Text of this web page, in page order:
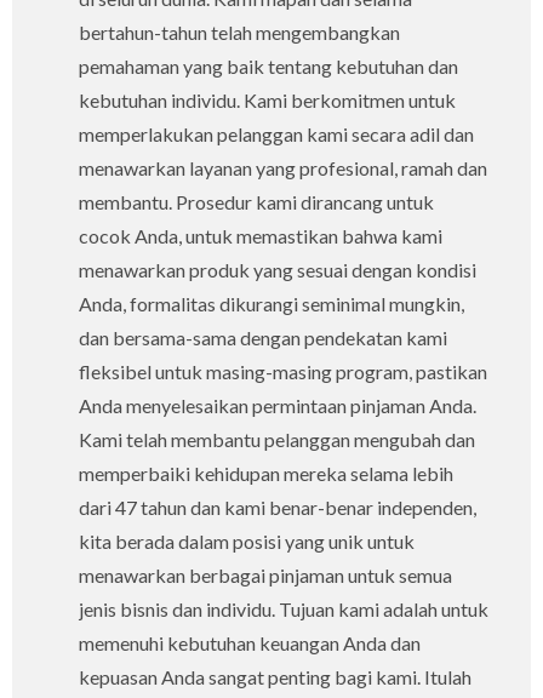
bertahun-tahun telah mengembangkan
pemahaman yang baik tentang kebutuhan dan
kebutuhan individu. Kami berkomitmen untuk
memperlakukan pelanggan kami secara adil dan
menawarkan layanan yang profesional, ramah dan
membantu. Prosedur kami dirancang untuk
cocok Anda, untuk memastikan bahwa kami
menawarkan produk yang sesuai dengan kondisi
Anda, formalitas dikurangi seminimal mungkin,
dan bersama-sama dengan pendekatan kami
fleksibel untuk masing-masing program, pastikan
Anda menyelesaikan permintaan pinjaman Anda.
Kami telah membantu pelanggan mengubah dan
memperbaiki kehidupan mereka selama lebih
dari 47 tahun dan kami benar-benar independen,
kita berada dalam posisi yang unik untuk
menawarkan berbagai pinjaman untuk semua
jenis bisnis dan individu. Tujuan kami adalah untuk
memenuhi kebutuhan keuangan Anda dan
kepuasan Anda sangat penting bagi kami. Itulah